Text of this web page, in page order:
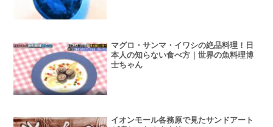
マグロ・サンマ・イワシの絶品料理！日
本人の知らない食べ方｜世界の魚料理博
士ちゃん
イオンモール各務原で見たサンドアート